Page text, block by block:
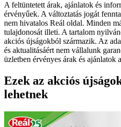
A feltüntetett árak, ajánlatok és
érvényűek. A változtatás jogát
nem hivatalos Reál oldal. Minden
tulajdonosát illeti. A tartalom
akciós újságokból származik. Az
és aktualitásáért nem vállalunk
üzletben érvényes árak és ajánlatok
Ezek az akciós
lehetnek